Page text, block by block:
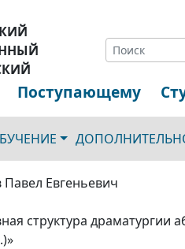
Поступающему
Евгеньевич
структура драматургии